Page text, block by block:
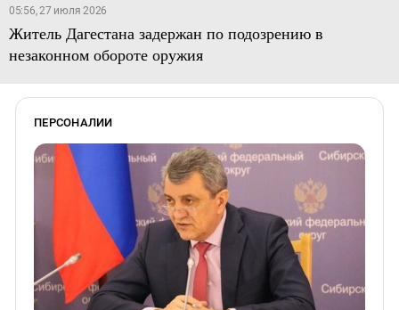
05:56, 27 июля 2026
Житель Дагестана задержан по подозрению в
незаконном обороте оружия
ПЕРСОНАЛИИ